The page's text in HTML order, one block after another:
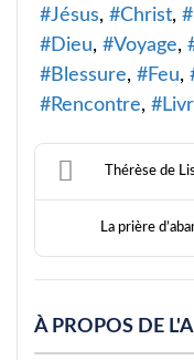
Jésus
Christ
Dieu
Voyage
Blessure
Feu
Rencontre
Thérèse de
La prière
À PROPOS DE